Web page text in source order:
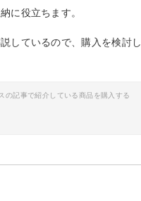
に役立ちます。
しているので、購入を検討し
記事で紹介している商品を購入する